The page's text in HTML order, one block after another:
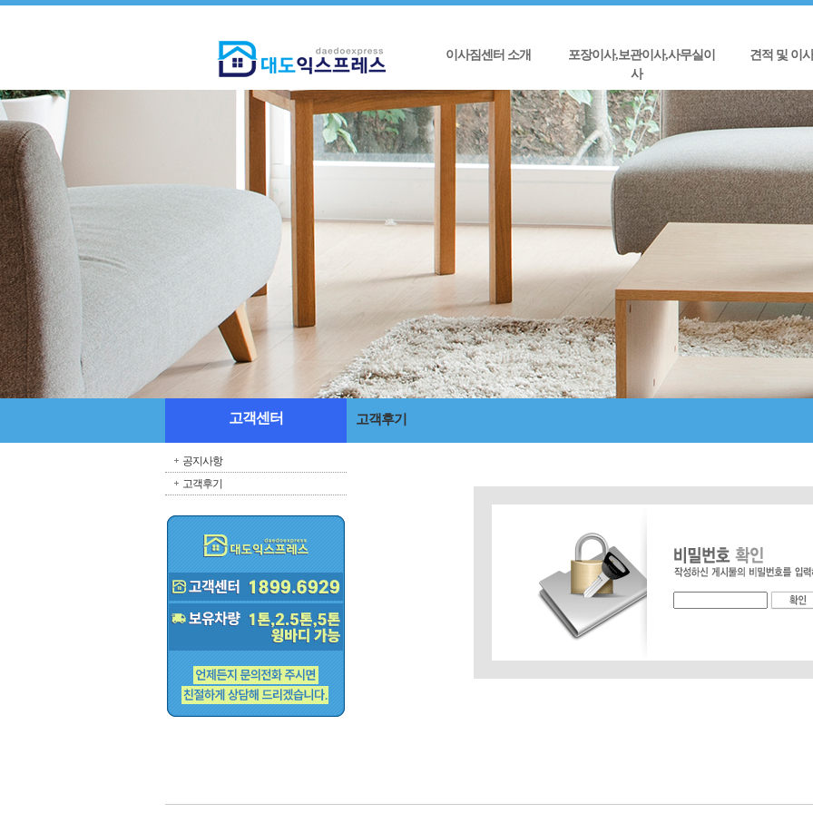
이사짐센터 소개
포장이사,보관이사,사무실이
사
견적 및 이
고객센터
공지사항
고객후기
고객후기